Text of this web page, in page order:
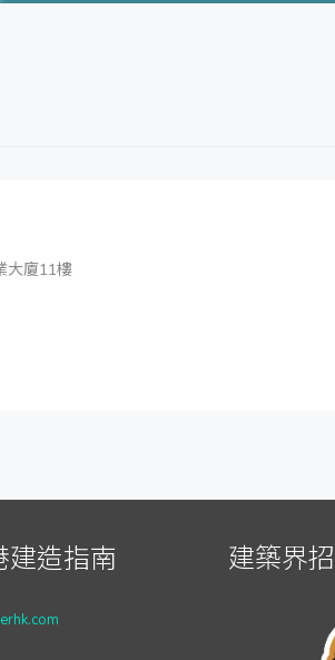
大廈11樓
建造指南 建築界